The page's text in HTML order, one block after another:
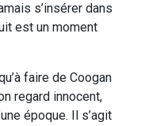
s’insérer dans
est un moment
faire de Coogan
regard innocent,
époque. Il s’agit